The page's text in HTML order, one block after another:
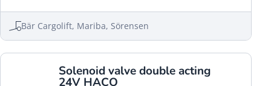
Bär Cargolift, Mariba, Sörensen
Solenoid valve double acting
24V HACO